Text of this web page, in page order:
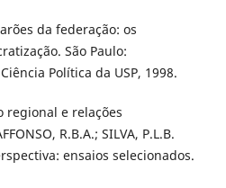
da federação: os
São Paulo:
Política da USP, 1998.
regional e relações
R.B.A.; SILVA, P.L.B.
ensaios selecionados.